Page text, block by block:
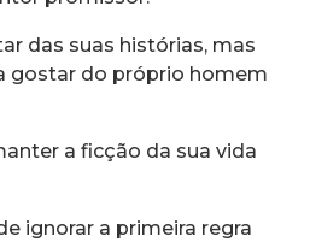
das suas histórias, mas
gostar do próprio homem
a ficção da sua vida
ignorar a primeira regra